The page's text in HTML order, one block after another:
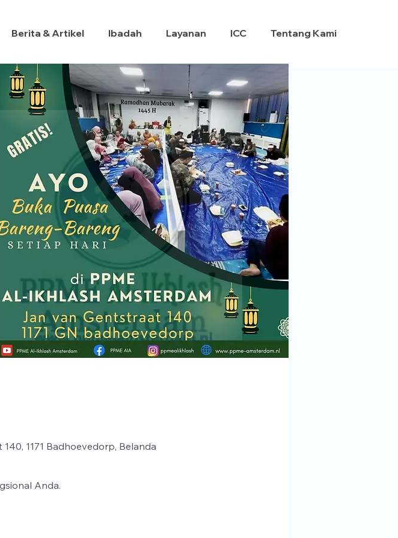
Berita & Artikel Ibadah Layanan ICC Tentang Kami
1171 Badhoevedorp, Belanda
Anda.